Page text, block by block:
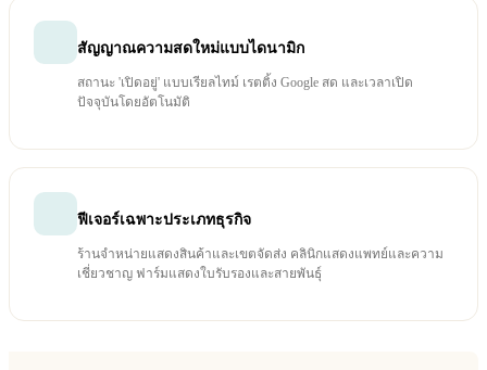
สัญญาณความสดใหม่แบบไดนามิก
สถานะ 'เปิดอยู่' แบบเรียลไทม์ เรตติ้ง Google สด และเวลาเปิด
ปัจจุบันโดยอัตโนมัติ
ฟีเจอร์เฉพาะประเภทธุรกิจ
ร้านจำหน่ายแสดงสินค้าและเขตจัดส่ง คลินิกแสดงแพทย์และความ
เชี่ยวชาญ ฟาร์มแสดงใบรับรองและสายพันธุ์